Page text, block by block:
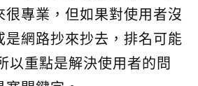
很專業，但如果對使用者沒
是網路抄來抄去，排名可能
以重點是解決使用者的問